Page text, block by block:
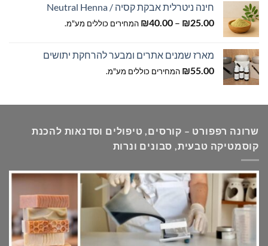
חינה ניטרלית אבקת קסיה / Neutral Henna
₪25.00
–
₪40.00
טווח
עד
המחירים כוללים מע"מ.
מארז שמנים אתרים ומבער להרחקת יתושים
₪55.00 המחירים כוללים מע"מ.
שרונה רפפורט – קורסים, טיפולים וסדנאות להכנת
קוסמטיקה טבעית, סבונים ונרות